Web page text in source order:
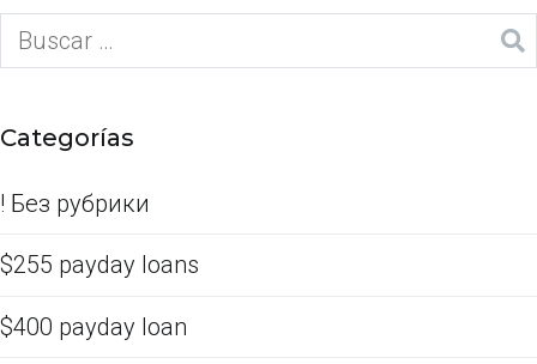
Categorías
! Без рубрики
$255 payday loans
$400 payday loan